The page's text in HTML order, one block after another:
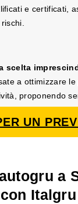
e certificati,
scelta
a ottimizzare
proponendo
e trasporto.
UN
a
Italgru